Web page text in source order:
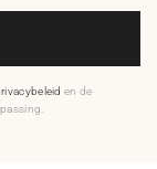
en de